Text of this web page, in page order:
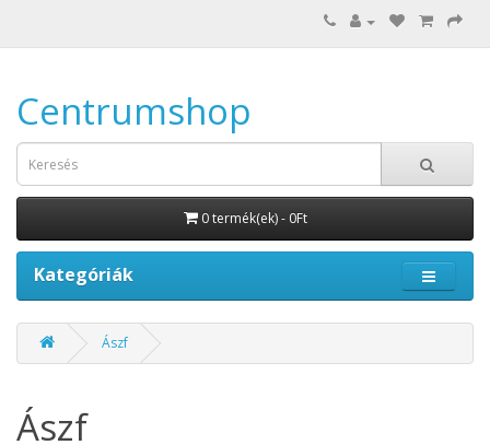
Centrumshop
0 termék(ek) - 0Ft
Kategóriák
Ászf
Ászf